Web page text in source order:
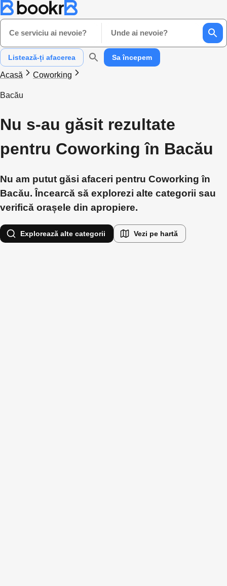
Ce serviciu ai nevoie? Unde ai nevoie?
Listează-ți afacerea Sa începem
Acasă Coworking
Bacău
Nu s-au găsit rezultate
pentru Coworking în Bacău
Nu am putut găsi afaceri pentru Coworking în
Bacău. Încearcă să explorezi alte categorii sau
verifică orașele din apropiere.
Explorează alte categorii Vezi pe hartă